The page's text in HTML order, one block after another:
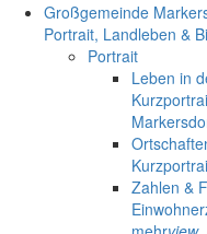
Großgemeinde
Portrait, Landleben &
Portrait
Leben in
Zahlen &